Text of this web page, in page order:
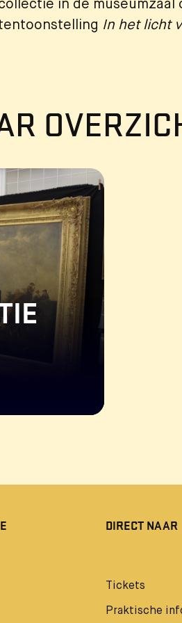
in de museumzaal
In het licht
DIRECT NAAR
Tickets
Praktische